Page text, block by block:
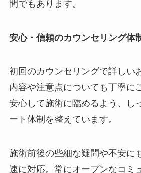
間でもあります。
安心・信頼のカウンセリング体
初回のカウンセリングで詳しい
内容や注意点についても丁寧に
安心して施術に臨めるよう、し
ート体制を整えています。
施術前後の些細な疑問や不安に
速に対応。常にオープンなコミ